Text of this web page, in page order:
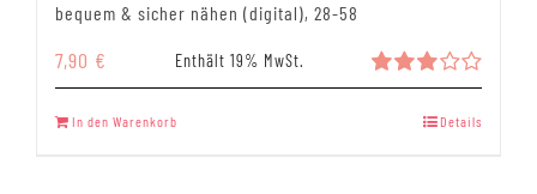
bequem & sicher nähen (digital), 28-58
Bewertet
7,90 € Enthält 19% MwSt.
In den Warenkorb Details